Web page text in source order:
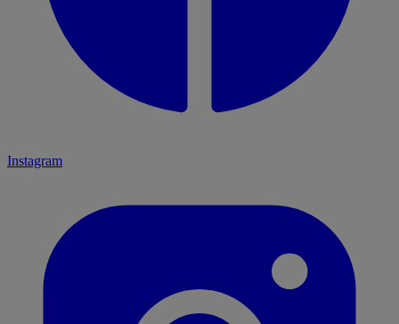
Instagram